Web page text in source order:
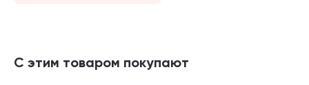
С этим товаром покупают